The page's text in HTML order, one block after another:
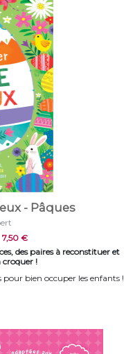
- Pâques
7,50 €
des paires à reconstituer et
croquer !
bien occuper les enfants !